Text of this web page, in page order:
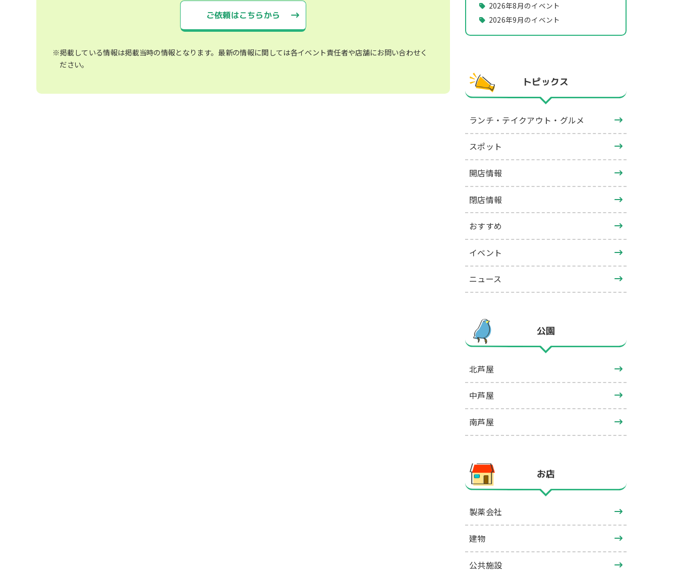
ご依頼はこちらから
※掲載している情報は掲載当時の情報となります。最新の情報に関しては各イベント責任者や店舗にお問い合わせく
ださい。
2026年8月のイベント
2026年9月のイベント
トピックス
ランチ・テイクアウト・グルメ
スポット
開店情報
閉店情報
おすすめ
イベント
ニュース
公園
北芦屋
中芦屋
南芦屋
お店
製薬会社
建物
公共施設